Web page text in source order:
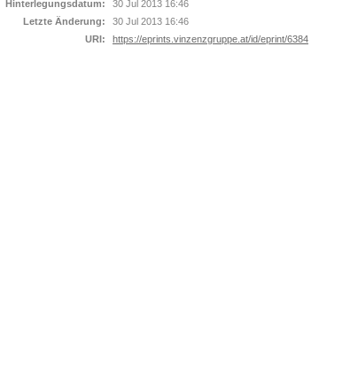
Hinterlegungsdatum:
30 Jul 2013 16:46
Letzte Änderung:
30 Jul 2013 16:46
URI:
https://eprints.vinzenzgruppe.at/id/eprint/6384